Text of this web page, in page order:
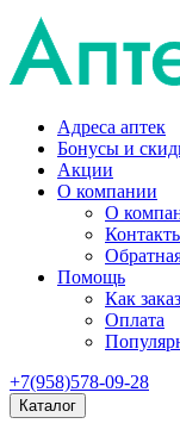
Адреса аптек
Бонусы и
Акции
О компании
О
Помощь
Как
Оплата
+7(958)578-09-28
Каталог